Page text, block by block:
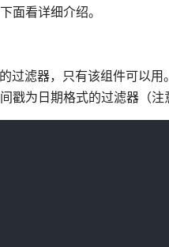
面看详细介绍。
过滤器，只有该组件可以
戳为日期格式的过滤器（注